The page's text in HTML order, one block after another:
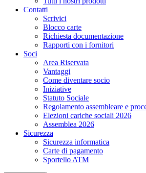
Contatti
Scrivici
Blocco carte
Richiesta documentazione
Rapporti con i fornitori
Soci
Area Riservata
Vantaggi
Come diventare socio
Iniziative
Statuto Sociale
Regolamento assembleare e
Elezioni cariche sociali 2026
Assemblea 2026
Sicurezza
Sicurezza informatica
Carte di pagamento
Sportello ATM